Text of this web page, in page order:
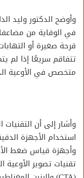
وأوضح الدكتور وليد
في الوقاية من
قرحة صغيرة أو
تتفاقم سريعًا إذا لم
متخصص في الأوعية
وأشار إلى أن
استخدام الأجهزة
وأجهزة قياس ضغط
تقنيات تصوير